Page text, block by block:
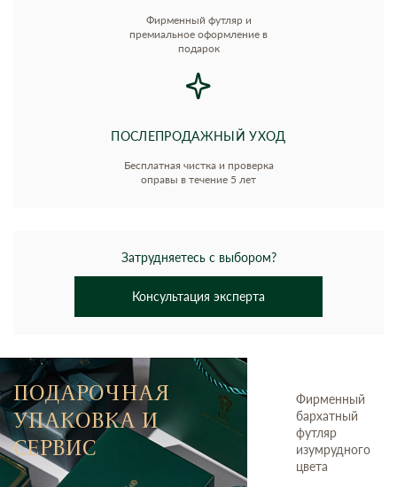
Фирменный футляр и
премиальное оформление в
подарок
ПОСЛЕПРОДАЖНЫЙ УХОД
Бесплатная чистка и проверка
оправы в течение 5 лет
Затрудняетесь с выбором?
Консультация эксперта
ПОДАРОЧНАЯ
УПАКОВКА И
СЕРВИС
Фирменный
бархатный
футляр
изумрудного
цвета